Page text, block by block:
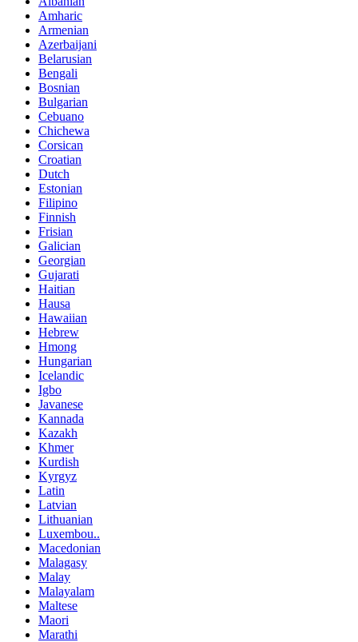
Amharic
Armenian
Azerbaijani
Belarusian
Bengali
Bosnian
Bulgarian
Cebuano
Chichewa
Corsican
Croatian
Dutch
Estonian
Filipino
Finnish
Frisian
Galician
Georgian
Gujarati
Haitian
Hausa
Hawaiian
Hebrew
Hmong
Hungarian
Icelandic
Igbo
Javanese
Kannada
Kazakh
Khmer
Kurdish
Kyrgyz
Latin
Latvian
Lithuanian
Luxembou..
Macedonian
Malagasy
Malay
Malayalam
Maltese
Maori
Marathi